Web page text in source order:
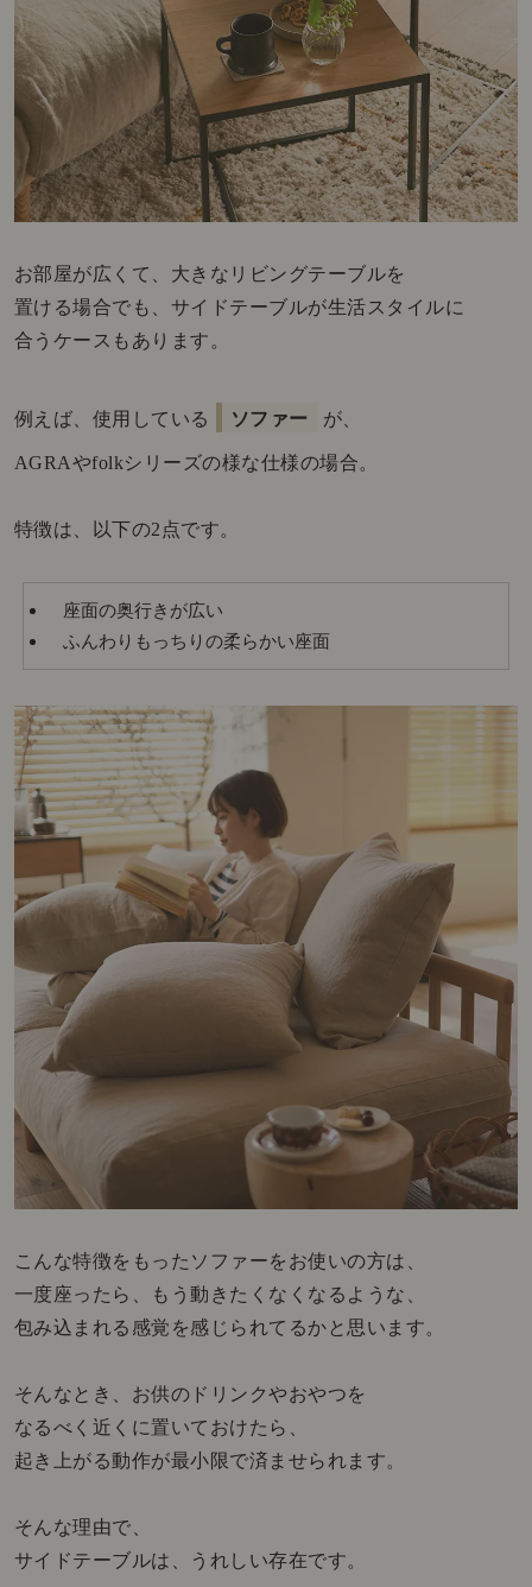
お部屋が広くて、大きなリビングテーブルを
置ける場合でも、サイドテーブルが生活スタイルに
合うケースもあります。
例えば、使用している ソファー が、
AGRAやfolkシリーズの様な仕様の場合。
特徴は、以下の2点です。
座面の奥行きが広い
ふんわりもっちりの柔らかい座面
こんな特徴をもったソファーをお使いの方は、
一度座ったら、もう動きたくなくなるような、
包み込まれる感覚を感じられてるかと思います。
そんなとき、お供のドリンクやおやつを
なるべく近くに置いておけたら、
起き上がる動作が最小限で済ませられます。
そんな理由で、
サイドテーブルは、うれしい存在です。